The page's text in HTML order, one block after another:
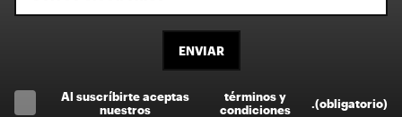
ENVIAR
Al suscríbirte aceptas
nuestros
términos y
condiciones
(obligatorio)